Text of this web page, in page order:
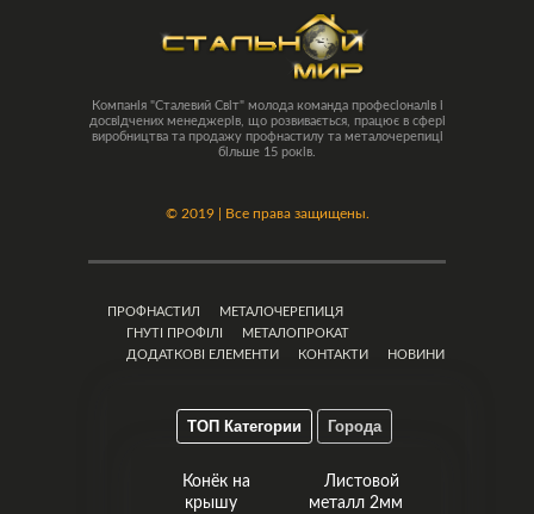
Компанія "Сталевий Світ" молода команда професіоналів і
досвідчених менеджерів, що розвивається, працює в сфері
виробництва та продажу профнастилу та металочерепиці
більше 15 років.
© 2019 | Все права защищены.
ПРОФНАСТИЛ
МЕТАЛОЧЕРЕПИЦЯ
ГНУТІ ПРОФІЛІ
МЕТАЛОПРОКАТ
ДОДАТКОВІ ЕЛЕМЕНТИ
КОНТАКТИ НОВИНИ
ТОП Категории Города
Конёк на
крышу
Листовой
металл 2мм